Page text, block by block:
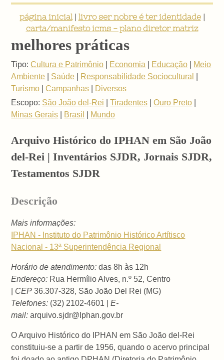
página inicial| livro ser nobre é ter identidade|
carta/manifesto icms - plano diretor matriz
melhores práticas
Tipo: Cultura e Patrimônio Economia Educação
Meio
Ambiente
Saúde Responsabilidade Sociocultural
Turismo |Campanhas
Diversos
Escopo: São João del-Rei |Tiradentes |Ouro Preto
Minas Gerais
Brasil Mundo
Arquivo Histórico do IPHAN em São João
del-Rei | Inventários SJDR, Jornais SJDR,
Testamentos SJDR
Descrição
Mais informações:
IPHAN - Instituto do Patrimônio Histórico Artítisco
Nacional - 13ª Superintendência Regional
Horário de atendimento: das 8h às 12h
Endereço: Rua Hermílio Alves, n.º 52, Centro
CEP 36.307-328, São João Del Rei (MG)
Telefones: (32) 2102-4601 |E-
mail: arquivo.sjdr@Iphan.gov.br
O Arquivo Histórico do IPHAN em São João del-Rei
constituiu-se a partir de 1956, quando o acervo principal